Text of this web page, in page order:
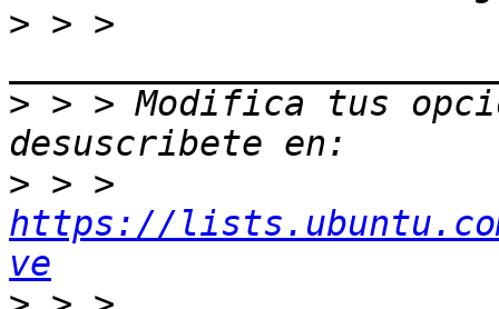
> > >
> > > Modifica tus
>
https://
ve